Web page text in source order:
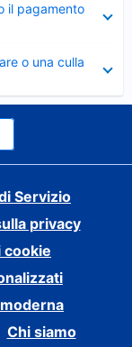
il pagamento
o una culla
Servizio
privacy
cookie
Chi siamo